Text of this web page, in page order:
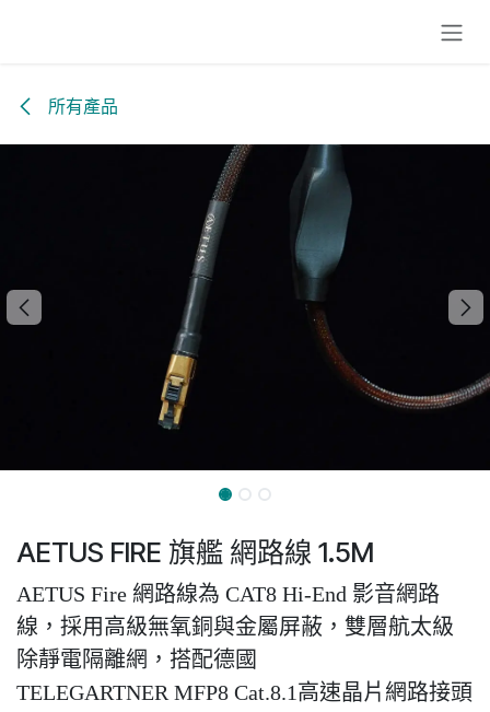
所有產品
AETUS FIRE 旗艦 網路線 1.5M
AETUS Fire 網路線為 CAT8 Hi-End 影音網路
線，採用高級無氧銅與金屬屏蔽，雙層航太級
除靜電隔離網，搭配德國
TELEGARTNER MFP8 Cat.8.1高速晶片網路接頭